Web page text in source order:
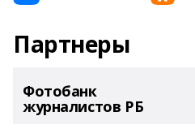
Партнеры
Фотобанк
журналистов РБ